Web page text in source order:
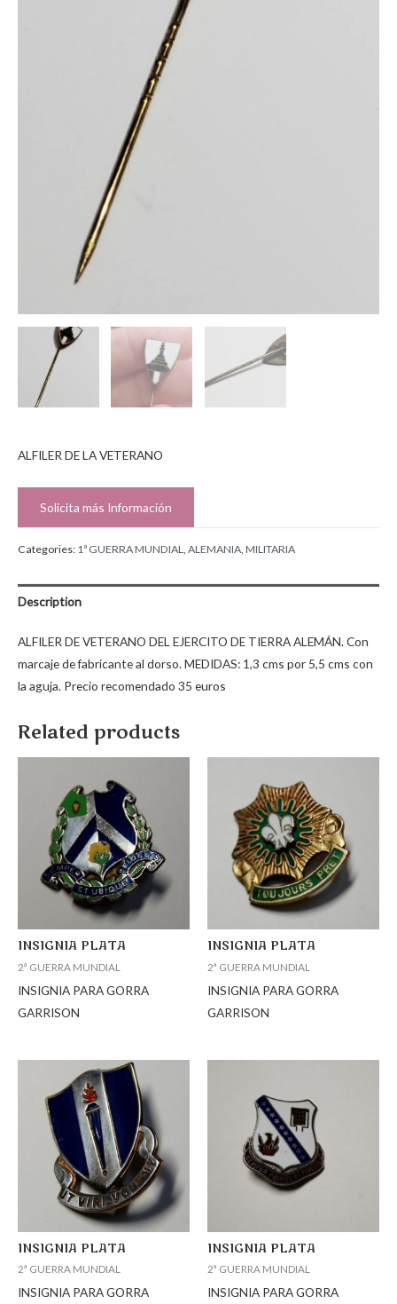
ALFILER DE LA VETERANO
Solicita más Información
Categories: 1ª GUERRA MUNDIAL ALEMANIA MILITARIA
Description
ALFILER DE VETERANO DEL EJERCITO DE TIERRA ALEMÁN. Con
marcaje de fabricante al dorso. MEDIDAS: 1,3 cms por 5,5 cms con
la aguja. Precio recomendado 35 euros
Related products
INSIGNIA PLATA
2ª GUERRA MUNDIAL
INSIGNIA PARA GORRA
GARRISON
INSIGNIA PLATA
2ª GUERRA MUNDIAL
INSIGNIA PARA GORRA
GARRISON
INSIGNIA PLATA
2ª GUERRA MUNDIAL
INSIGNIA PARA GORRA
INSIGNIA PLATA
2ª GUERRA MUNDIAL
INSIGNIA PARA GORRA